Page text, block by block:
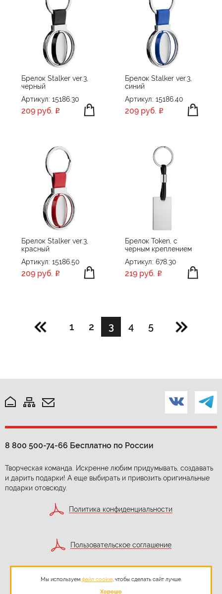
Брелок Stalker ver.3,
черный
Артикул: 15186.30
209 руб.
Брелок Stalker ver.3,
синий
Артикул: 15186.40
209 руб.
Брелок Stalker ver.3,
красный
Артикул: 15186.50
209 руб.
Брелок Token, с
черным креплением
Артикул: 678.30
219 руб.
1 2 3 4 5
8 800 500-74-66 Бесплатно по России
Творческая команда. Искренне любим придумывать, создавать
и дарить подарки! А еще выбирать и привозить оригинальные
подарки отовсюду.
Политика конфиденциальности
Пользовательское соглашение
Согласие на обработку персональных данных
Мы используем файл cookie, чтобы сделать сайт лучше.
Хорошо